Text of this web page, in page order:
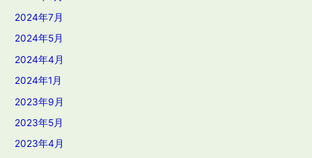
2024年7月
2024年5月
2024年4月
2024年1月
2023年9月
2023年5月
2023年4月